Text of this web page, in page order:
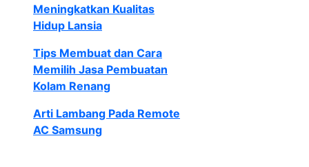
Meningkatkan Kualitas
Hidup Lansia
Tips Membuat dan Cara
Memilih Jasa Pembuatan
Kolam Renang
Arti Lambang Pada Remote
AC Samsung